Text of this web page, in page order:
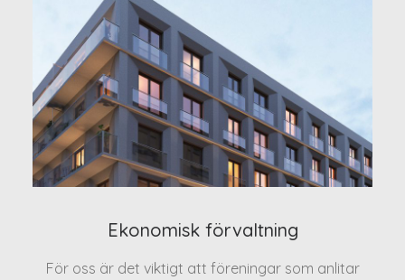
Ekonomisk förvaltning
För oss är det viktigt att föreningar som anlitar